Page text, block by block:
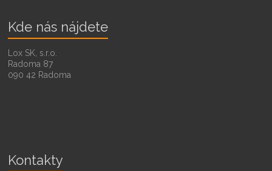
Kde nás nájdete
Lox SK, s.r.o.
Radoma 87
090 42 Radoma
Kontakty